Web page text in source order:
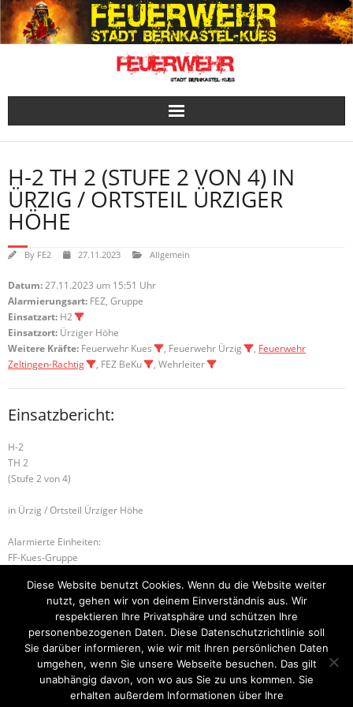
Skip
to
content
H-2 TH 2 (STUFE 2 VON 4) IN
ÜRZIG / ORTSTEIL ÜRZIGER
HÖHE
By FE2 27.11.2023 Allgemein
Datum:27.11.2023 um 15:51 Uhr
Alarmierungsart: FEZ, Gruppe
Einsatzart: H2
Einsatzort: Ürziger Höhe
Weitere Kräfte: Feuerwehr Kues , Feuerwehr Ürzig , Feuerwehr
Zeltingen-Rachtig
, FEZ BeKu , Wehrleiter
Einsatzbericht:
H-2
TH 2
(Stufe 2 von 4)
in Ürzig / Ortsteil Ürziger Höhe
Alarmierte Einheiten:
FF-Kues-Gruppe
FF-Ürzig
H-1 ABSICHERUNG S-1 SONDERLAGE
Startseite Einsätze Mitglied werden Über uns
Diese Website benutzt Cookies. Wenn du die Website weiter
nutzt, gehen wir von deinem Einverständnis aus. Wir
respektieren Ihre Privatsphäre und schützen Ihre
personenbezogenen Daten. Diese Datenschutzrichtlinie soll
Sie darüber informieren, wie wir mit Ihren persönlichen Daten
umgehen, wenn Sie unsere Webseite besuchen. Das gilt
unabhängig davon, von wo aus Sie zu uns kommen. Sie
erhalten außerdem Informationen über Ihre